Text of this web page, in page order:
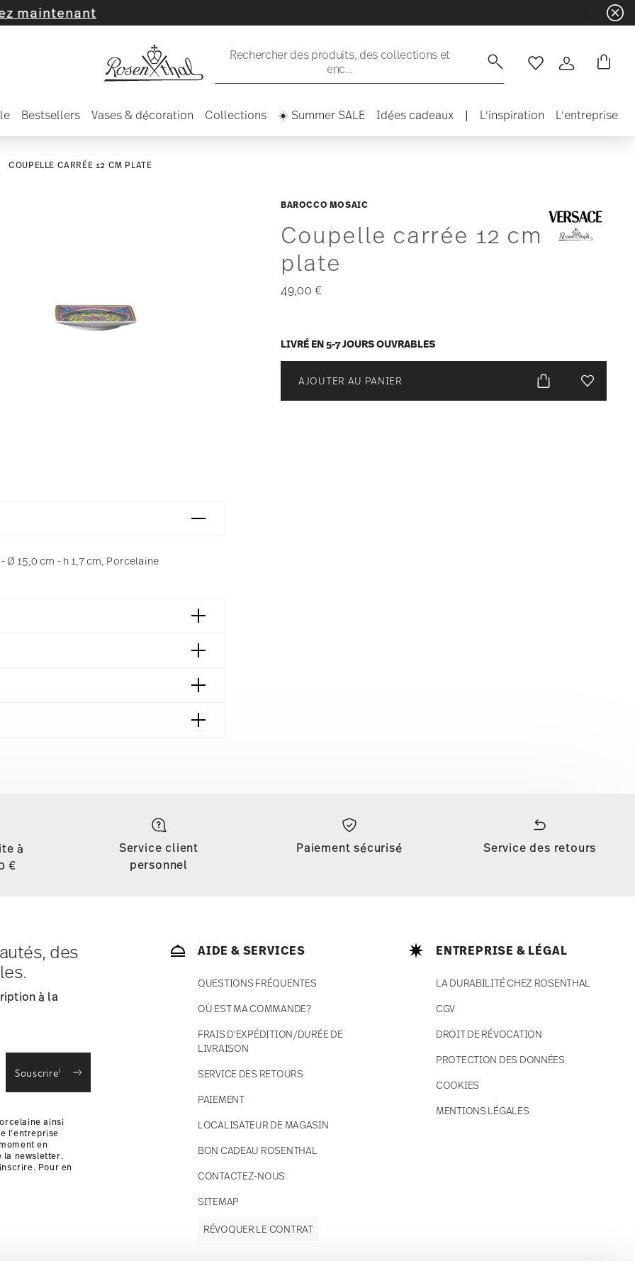
Rechercher des produits, des collections et
enc...
Liste de souhaits
Connexion
Bestsellers Vases & décoration Collections ☀️ Summer SALE Idées cadeaux | L'inspiration L'entreprise
BAROCCO MOSAIC
Coupelle carrée 12 cm
plate
49,00 €
LIVRÉ EN 5-7 JOURS OUVRABLES
AJOUTER AU PANIER Liste de
COUPELLE CARRÉE 12 CM PLATE
Ø 15,0 cm - h 1,7 cm, Porcelaine
à € 12,90 par commande./li>
stock.
avec UPS (livraison standard).
colis sera expédié.
à
€
Service client
personnel
Paiement sécurisé Service des retours
des
à la
Souscrirei
ainsi
l’entreprise
en
la newsletter.
Pour en
AIDE & SERVICES
QUESTIONS FRÉQUENTES
OÙ EST MA COMMANDE?
FRAIS D'EXPÉDITION/DURÉE DE
LIVRAISON
SERVICE DES RETOURS
PAIEMENT
LOCALISATEUR DE MAGASIN
BON CADEAU ROSENTHAL
CONTACTEZ-NOUS
SITEMAP
ENTREPRISE & LÉGAL
LA DURABILITÉ CHEZ ROSENTHAL
CGV
DROIT DE RÉVOCATION
PROTECTION DES DONNÉES
COOKIES
MENTIONS LÉGALES
RÉVOQUER LE CONTRAT